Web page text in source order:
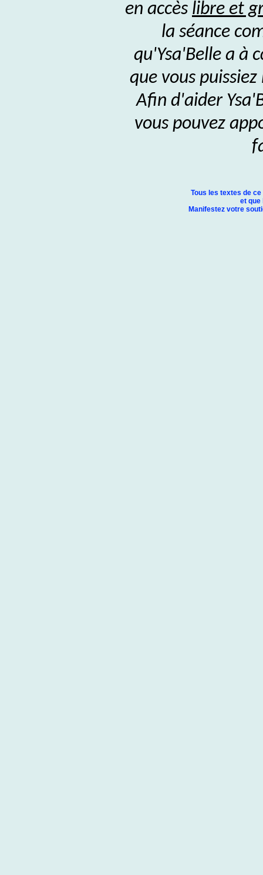
en accès libre et
la séance
qu'Ysa'Belle a à
que vous
Afin d'aider
vous pouvez
Tous les textes de
et
Manifestez votre